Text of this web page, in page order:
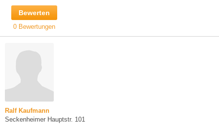
Bewerten
0 Bewertungen
Ralf Kaufmann
Seckenheimer Hauptstr. 101